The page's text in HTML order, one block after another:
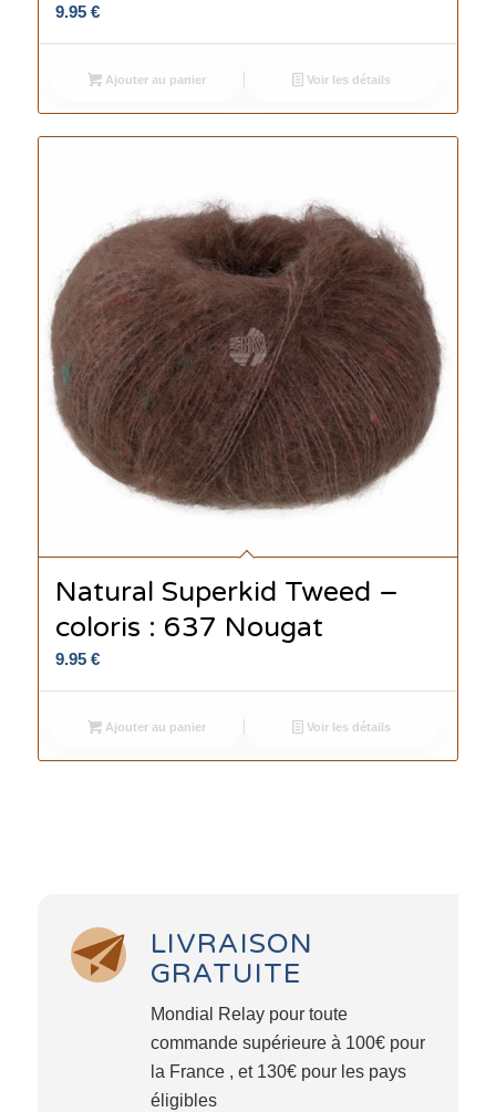
9.95 €
Ajouter au panier Voir les détails
Natural Superkid Tweed –
coloris : 637 Nougat
9.95 €
Ajouter au panier Voir les détails
LIVRAISON
GRATUITE
Mondial Relay pour toute
commande supérieure à 100€ pour
la France , et 130€ pour les pays
éligibles